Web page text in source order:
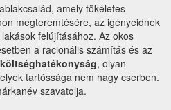
amely tökéletes
megteremtésére, az igényeidnek
felújításához. Az okos
a racionális számítás és az
költséghatékonyság, olyan
tartóssága nem hagy cserben.
szavatolja.